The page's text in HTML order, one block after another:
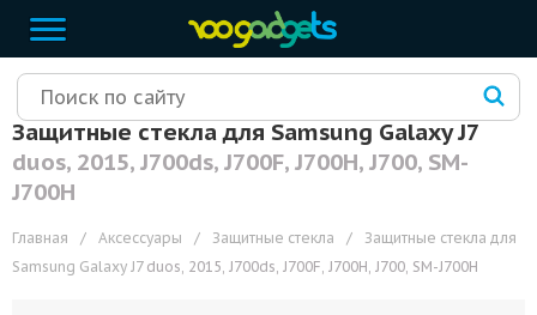
Защитные стекла для Samsung Galaxy J7
duos, 2015, J700ds, J700F, J700H, J700, SM-
J700H
Главная / Аксессуары / Защитные стекла /
Защитные стекла для
Samsung Galaxy J7 duos, 2015, J700ds, J700F, J700H, J700, SM-J700H